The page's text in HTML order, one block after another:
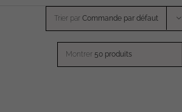
Trier par Commande par défaut
Montrer 50 produits